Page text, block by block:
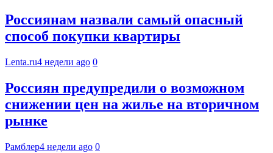
Россиянам назвали самый опасный
способ покупки квартиры
Lenta.ru4 недели ago 0
Россиян предупредили о возможном
снижении цен на жилье на вторичном
рынке
Рамблер4 недели ago 0